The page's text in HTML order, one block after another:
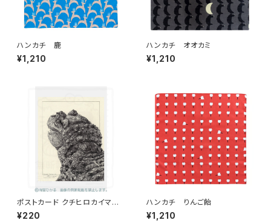
ハンカチ 鹿
¥1,210
ハンカチ オオカミ
¥1,210
ポストカード クチヒロカイマン
の後頭部（悦び）
¥220
ハンカチ りんご飴
¥1,210